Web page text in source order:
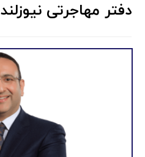
دفتر مهاجرتی نیوزلند